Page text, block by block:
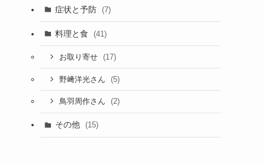
症状と予防 (7)
料理と食 (41)
お取り寄せ (17)
野﨑洋光さん (5)
鳥羽周作さん (2)
その他 (15)